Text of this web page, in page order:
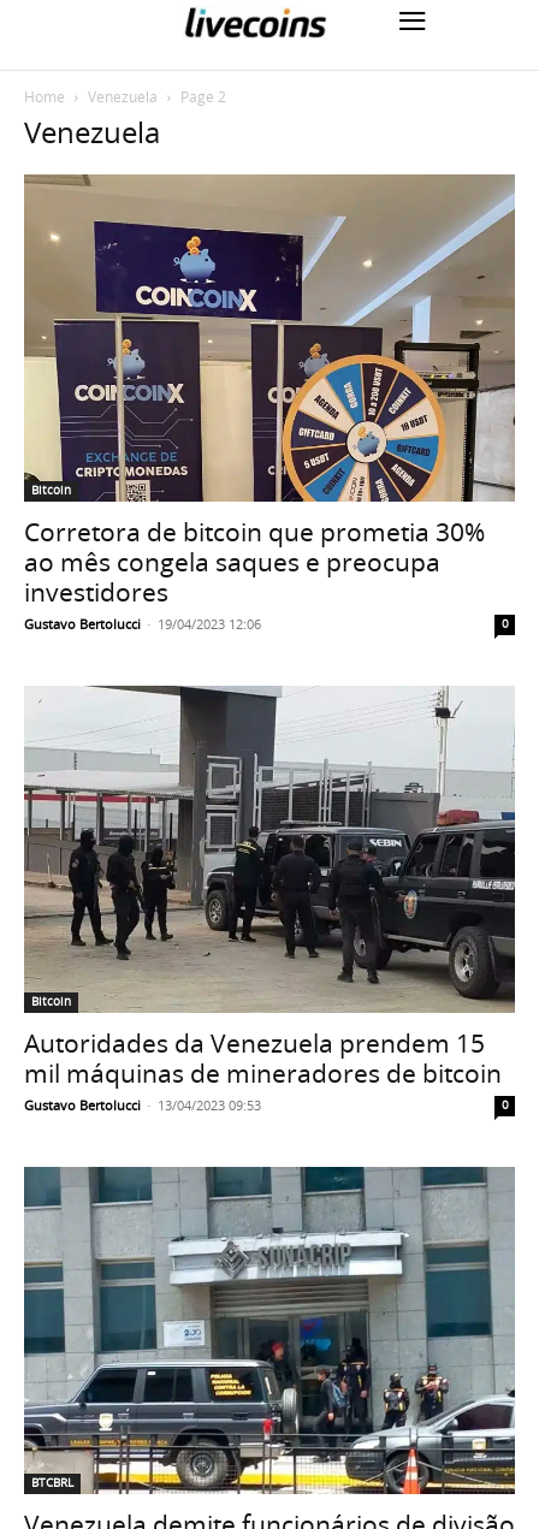
Home Venezuela Page 2
Venezuela
Bitcoin
Corretora de bitcoin que prometia 30%
ao mês congela saques e preocupa
investidores
Gustavo Bertolucci - 19/04/2023 12:06 0
Bitcoin
Autoridades da Venezuela prendem 15
mil máquinas de mineradores de bitcoin
Gustavo Bertolucci - 13/04/2023 09:53 0
BTCBRL